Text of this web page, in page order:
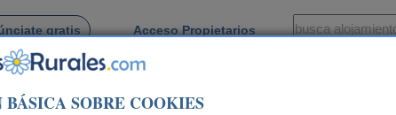
gratis Acceso Propietarios
SOBRE COOKIES